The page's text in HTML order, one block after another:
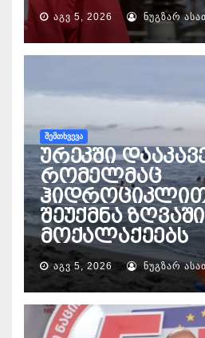
ᲐᲒᲕ 5, 2026 ᲜᲣᲒᲖᲐᲠ
ᲨᲔᲛᲗᲮᲕᲔᲕᲐ
ურეკში
რომელმაც
შეუქმნა ზღვაში
მოქალაქეებს
ᲐᲒᲕ 5, 2026 ᲜᲣᲒᲖᲐᲠ